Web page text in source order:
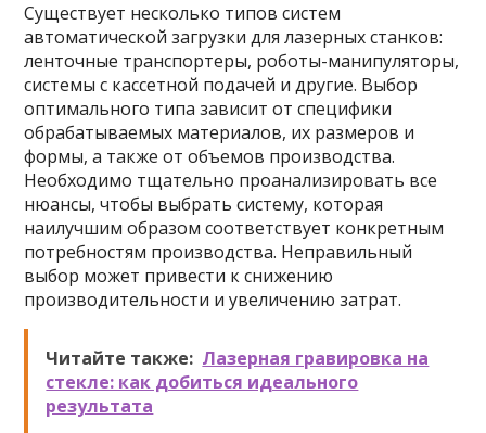
Существует несколько типов систем
автоматической загрузки для лазерных станков:
ленточные транспортеры, роботы-манипуляторы,
системы с кассетной подачей и другие. Выбор
оптимального типа зависит от специфики
обрабатываемых материалов, их размеров и
формы, а также от объемов производства.
Необходимо тщательно проанализировать все
нюансы, чтобы выбрать систему, которая
наилучшим образом соответствует конкретным
потребностям производства. Неправильный
выбор может привести к снижению
производительности и увеличению затрат.
Читайте также: Лазерная гравировка на
стекле: как добиться идеального
результата